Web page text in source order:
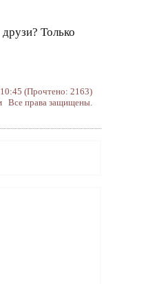
Только
(Прочтено: 2163)
Все права защищены.